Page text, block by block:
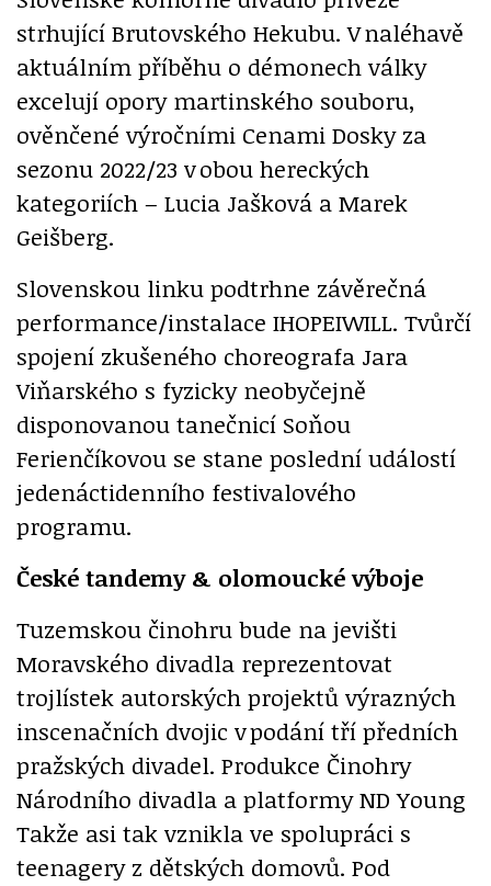
strhující Brutovského Hekubu. V naléhavě
aktuálním příběhu o démonech války
excelují opory martinského souboru,
ověnčené výročními Cenami Dosky za
sezonu 2022/23 v obou hereckých
kategoriích – Lucia Jašková a Marek
Geišberg.
Slovenskou linku podtrhne závěrečná
performance/instalace IHOPEIWILL. Tvůrčí
spojení zkušeného choreografa Jara
Viňarského s fyzicky neobyčejně
disponovanou tanečnicí Soňou
Ferienčíkovou se stane poslední událostí
jedenáctidenního festivalového
programu.
České tandemy & olomoucké výboje
Tuzemskou činohru bude na jevišti
Moravského divadla reprezentovat
trojlístek autorských projektů výrazných
inscenačních dvojic v podání tří předních
pražských divadel. Produkce Činohry
Národního divadla a platformy ND Young
Takže asi tak vznikla ve spolupráci s
teenagery z dětských domovů. Pod